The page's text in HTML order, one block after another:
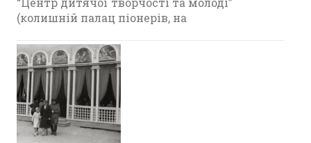
(колишній палац піонерів, на